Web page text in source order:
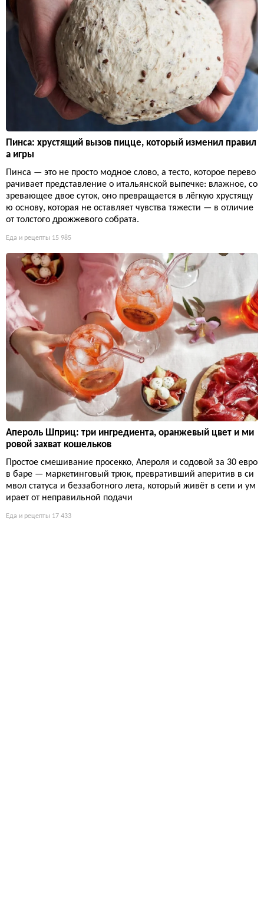
Пинса: хрустящий вызов пицце, который изменил правил
а игры
Пинса — это не просто модное слово, а тесто, которое перево
рачивает представление о итальянской выпечке: влажное, со
зревающее двое суток, оно превращается в лёгкую хрустящу
ю основу, которая не оставляет чувства тяжести — в отличие
от толстого дрожжевого собрата.
Еда и рецепты 15 985
Апероль Шприц: три ингредиента, оранжевый цвет и ми
ровой захват кошельков
Простое смешивание просекко, Апероля и содовой за 30 евро
в баре — маркетинговый трюк, превративший аперитив в си
мвол статуса и беззаботного лета, который живёт в сети и ум
ирает от неправильной подачи
Еда и рецепты 17 433